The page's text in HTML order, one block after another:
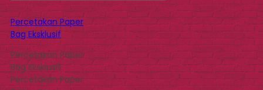
Percetakan Paper
Bag Eksklusif
Percetakan Paper
Bag Eksklusif
Percetakan Paper